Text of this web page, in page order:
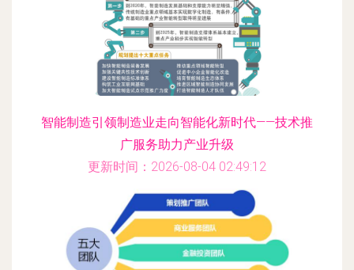
智能制造引领制造业走向智能化新时代——技术推
广服务助力产业升级
更新时间：2026-08-04 02:49:12